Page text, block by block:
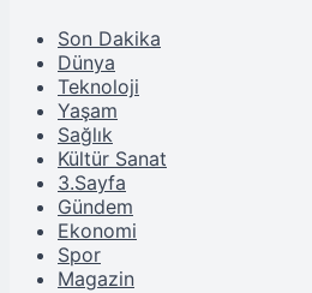
Son Dakika
Dünya
Teknoloji
Yaşam
Sağlık
Kültür Sanat
3.Sayfa
Gündem
Ekonomi
Spor
Magazin